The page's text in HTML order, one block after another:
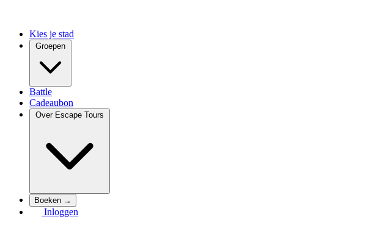
Kies je stad
Groepen
Battle
Cadeaubon
Over Escape Tours
Boeken →
Inloggen